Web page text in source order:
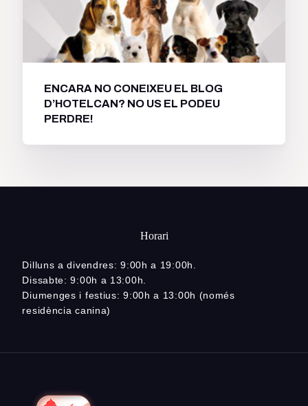
ENCARA NO CONEIXEU EL BLOG
D’HOTELCAN? NO US EL PODEU
PERDRE!
Horari
Dilluns a divendres: 9:00h a 19:00h.
Dissabte: 9:00h a 13:00h.
Diumenges i festius: 9:00h a 13:00h (només
residència canina)